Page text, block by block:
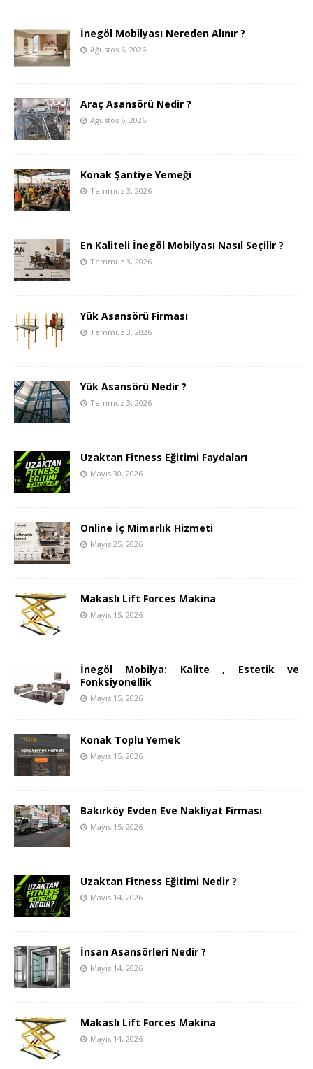
İnegöl Mobilyası Nereden Alınır ?
Ağustos 6, 2026
Araç Asansörü Nedir ?
Ağustos 6, 2026
Konak Şantiye Yemeği
Temmuz 3, 2026
En Kaliteli İnegöl Mobilyası Nasıl Seçilir ?
Temmuz 3, 2026
Yük Asansörü Firması
Temmuz 3, 2026
Yük Asansörü Nedir ?
Temmuz 3, 2026
Uzaktan Fitness Eğitimi Faydaları
Mayıs 30, 2026
Online İç Mimarlık Hizmeti
Mayıs 25, 2026
Makaslı Lift Forces Makina
Mayıs 15, 2026
İnegöl Mobilya: Kalite , Estetik ve
Fonksiyonellik
Mayıs 15, 2026
Konak Toplu Yemek
Mayıs 15, 2026
Bakırköy Evden Eve Nakliyat Firması
Mayıs 15, 2026
Uzaktan Fitness Eğitimi Nedir ?
Mayıs 14, 2026
İnsan Asansörleri Nedir ?
Mayıs 14, 2026
Makaslı Lift Forces Makina
Mayıs 14, 2026